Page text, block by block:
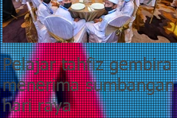
Pelajar tahfiz gembira
menerima sumbangan
hari raya